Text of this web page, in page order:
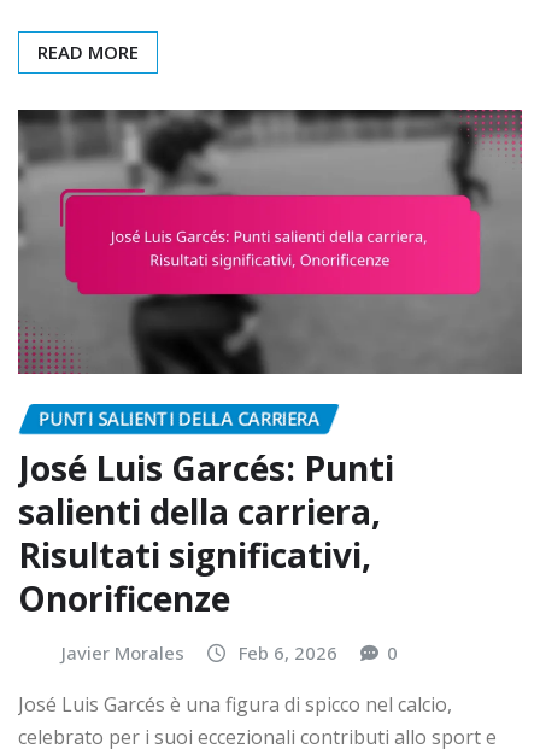
READ MORE
PUNTI SALIENTI DELLA CARRIERA
José Luis Garcés: Punti
salienti della carriera,
Risultati significativi,
Onorificenze
Javier Morales Feb 6, 2026 0
José Luis Garcés è una figura di spicco nel calcio,
celebrato per i suoi eccezionali contributi allo sport e